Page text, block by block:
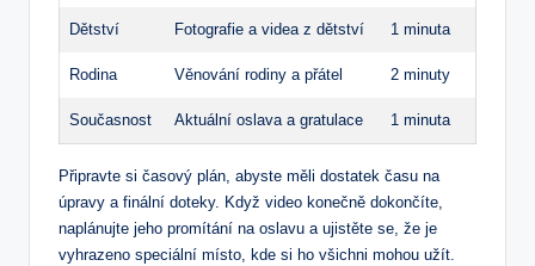
Dětství Fotografie a videa z dětství 1 minuta
Rodina Věnování rodiny a přátel 2 minuty
Současnost Aktuální oslava a gratulace 1 minuta
Připravte si časový plán, abyste měli dostatek času na
úpravy a finální doteky. Když video konečně dokončíte,
naplánujte jeho promítání na oslavu a ujistěte se, že je
vyhrazeno speciální místo, kde si ho všichni mohou užít.